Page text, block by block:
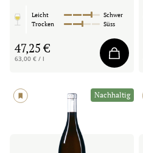
Leicht
Schwer
Trocken
Süss
47,25 €
63,00 € / l
Nachhaltig